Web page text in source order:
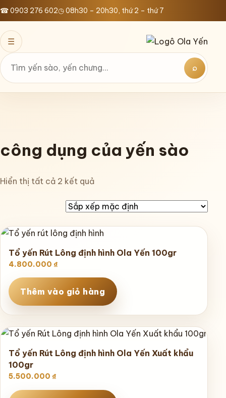
Bỏ
qua
nội
dung
☎ 0903 276 602◷ 08h30 – 20h30, thứ 2 – thứ 7
☰
Tìm
⌕
công dụng của yến sào
Hiển thị tất cả 2 kết quả
Tổ yến Rút Lông định hình Ola Yến 100gr
4.800.000 ₫
Thêm vào giỏ hàng
Tổ yến Rút Lông định hình Ola Yến Xuất khẩu
100gr
5.500.000 ₫